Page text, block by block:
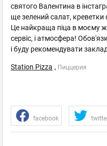
святого Валентина в
ще зелений салат, креветки
Це найкраща піца в моєму
сервіс, і атмосфера!
і буду рекомендувати
Station Pizza , Пиццерия
facebook